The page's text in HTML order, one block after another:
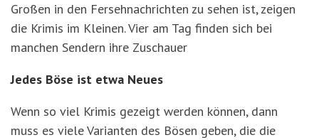
Großen in den Fersehnachrichten zu sehen ist, zeigen
die Krimis im Kleinen. Vier am Tag finden sich bei
manchen Sendern ihre Zuschauer
Jedes Böse ist etwa Neues
Wenn so viel Krimis gezeigt werden können, dann
muss es viele Varianten des Bösen geben, die die